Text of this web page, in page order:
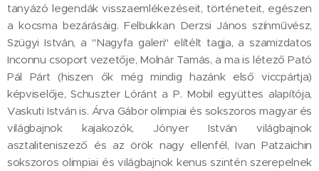
tanyázó legendák visszaemlékezéseit, történeteit, egészen
a kocsma bezárásáig. Felbukkan Derzsi János színművész,
Szügyi István, a "Nagyfa galeri" elítélt tagja, a szamizdatos
Inconnu csoport vezetője, Molnár Tamás, a ma is létező Pató
Pál Párt (hiszen ők még mindig hazánk első viccpártja)
képviselője, Schuszter Lóránt a P. Mobil együttes alapítója,
Vaskuti István is. Árva Gábor olimpiai és sokszoros magyar és
világbajnok kajakozók, Jónyer István világbajnok
asztaliteniszező és az örök nagy ellenfél, Ivan Patzaichin
sokszoros olimpiai és világbajnok kenus szintén szerepelnek